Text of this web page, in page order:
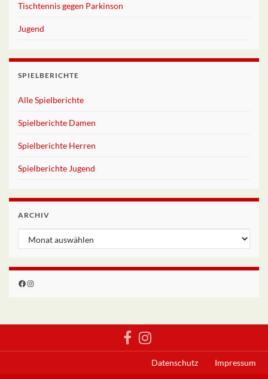
Tischtennis gegen Parkinson
Jugend
SPIELBERICHTE
Alle Spielberichte
Spielberichte Damen
Spielberichte Herren
Spielberichte Jugend
ARCHIV
Archiv
Facebook
Instagram
Datenschutz Impressum